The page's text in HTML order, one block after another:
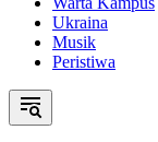
Ukraina
Musik
Peristiwa